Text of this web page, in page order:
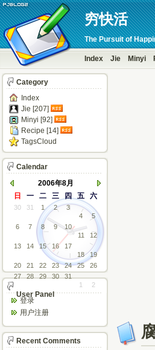
穷快活
The Pursuit of
Index Jie Minyi
Category
Index
Jie [207]
Minyi [92]
Recipe [14]
TagsCloud
Calendar
2006年8月
日
一 二 三 四 五 六
30 31 1 2
3
4
5
6
7 8 9
10
11
12
13
14 15 16
17
18
19
20
21 22 23 24 25
26
27
28 29 30
31
1
2
User Panel
登录
用户注册
Recent Comments